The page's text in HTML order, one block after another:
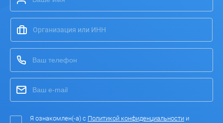
Я ознакомлен(-а) с Политикой конфиденциальности и